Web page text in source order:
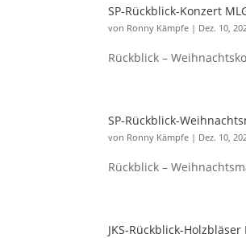
SP-Rückblick-Konzert
von Ronny Kämpfe | Dez. 10,
Rückblick –
SP-Rückblick-
von Ronny Kämpfe | Dez. 10,
Rückblick –
JKS-Rückblick-